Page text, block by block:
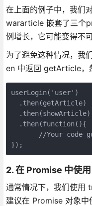
在上面的例子中，我们
wararticle 嵌套了三个
例增长，它可能变得不可
为了避免这种情况，我
en 中返回 getArticle，
userLogin('user')
  .then(getArticle)
  .then(showArticle)
  .then(function(){
//Your code
});
2. 在 Promise 中使
通常情况下，我们使用
建议在 Promise 对象中